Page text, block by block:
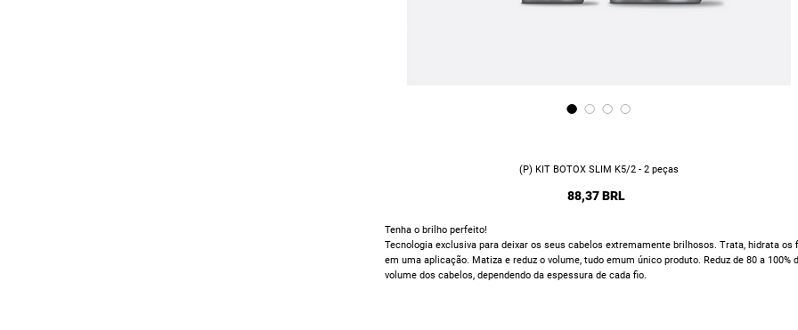
(P) KIT BOTOX SLIM K5/2 - 2 peças
88,37 BRL
Tenha o brilho perfeito!
Tecnologia exclusiva para deixar os seus cabelos extremamente brilhosos. Trata, hidrata os
em uma aplicação. Matiza e reduz o volume, tudo emum único produto. Reduz de 80 a 100%
volume dos cabelos, dependendo da espessura de cada fio.